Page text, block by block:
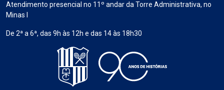
Atendimento presencial no 11º andar da Torre Administrativa, no
Minas I
De 2ª a 6ª, das 9h às 12h e das 14 às 18h30